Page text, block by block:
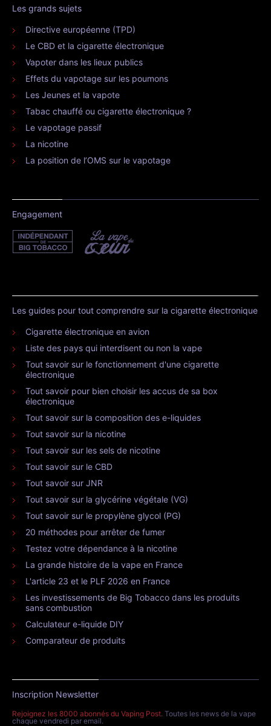
Les grands sujets
Directive européenne (TPD)
Le CBD et la cigarette électronique
Vapoter dans les lieux publics
Effets du vapotage sur les poumons
Les Jeunes et la vapote
Tabac chauffé ou cigarette électronique ?
Le vapotage passif
La nicotine
La position de l’OMS sur le vapotage
Engagement
Les guides pour tout comprendre sur la cigarette électronique
Cigarette électronique en avion
Liste des pays qui interdisent ou non la vape
Tout savoir sur le fonctionnement d'une cigarette
électronique
Tout savoir pour bien choisir les accus de sa box
électronique
Tout savoir sur la composition des e-liquides
Tout savoir sur la nicotine
Tout savoir sur les sels de nicotine
Tout savoir sur le CBD
Tout savoir sur JNR
Tout savoir sur la glycérine végétale (VG)
Tout savoir sur le propylène glycol (PG)
20 méthodes pour arrêter de fumer
Testez votre dépendance à la nicotine
La grande histoire de la vape en France
L'article 23 et le PLF 2026 en France
Les investissements de Big Tobacco dans les produits
sans combustion
Calculateur e-liquide DIY
Comparateur de produits
Inscription Newsletter
Rejoignez les 8000 abonnés du Vaping Post. Toutes les news de la vape
chaque vendredi par email.